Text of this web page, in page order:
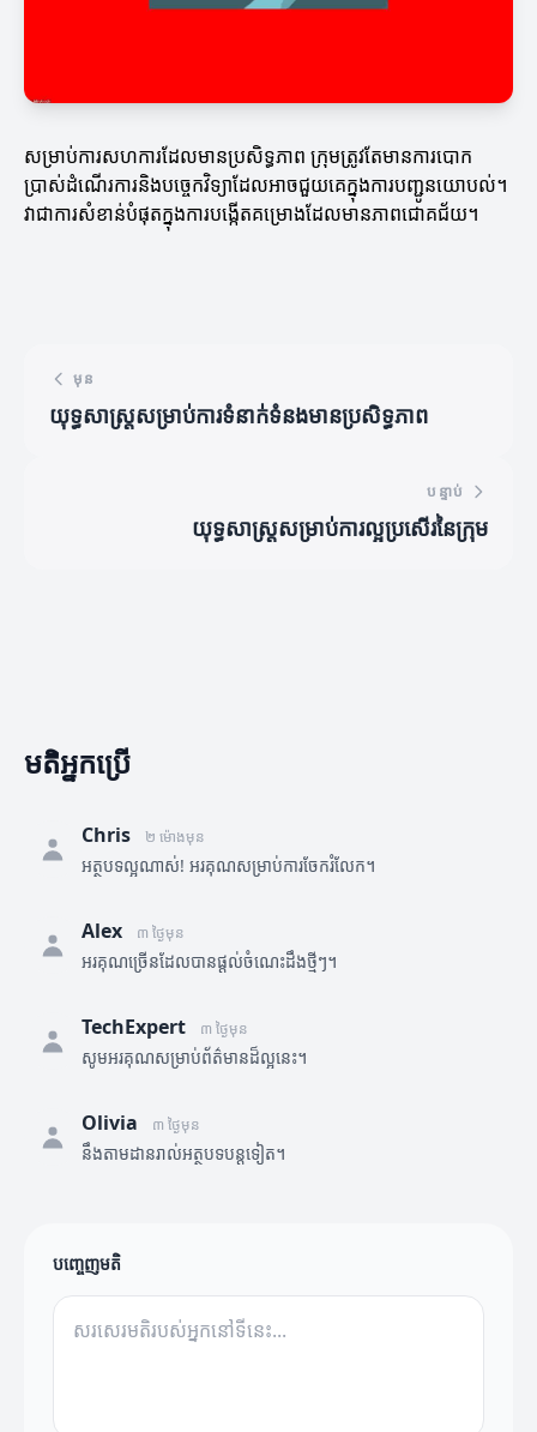
សម្រាប់ការសហការដែលមានប្រសិទ្ធភាព ក្រុមត្រូវតែមានការបោក
ប្រាស់ដំណើរការនិងបច្ចេកវិទ្យាដែលអាចជួយគេក្នុងការបញ្ជូនយោបល់។
វាជាការសំខាន់បំផុតក្នុងការបង្កើតគម្រោងដែលមានភាពជោគជ័យ។
មុន
យុទ្ធសាស្ត្រសម្រាប់ការទំនាក់ទំនងមានប្រសិទ្ធភាព
បន្ទាប់
យុទ្ធសាស្ត្រសម្រាប់ការល្អប្រសើរនៃក្រុម
មតិអ្នកប្រើ
Chris ២ ម៉ោងមុន
អត្ថបទល្អណាស់! អរគុណសម្រាប់ការចែករំលែក។
Alex ៣ ថ្ងៃមុន
អរគុណច្រើនដែលបានផ្តល់ចំណេះដឹងថ្មីៗ។
TechExpert ៣ ថ្ងៃមុន
សូមអរគុណសម្រាប់ព័ត៌មានដ៏ល្អនេះ។
Olivia ៣ ថ្ងៃមុន
នឹងតាមដានរាល់អត្ថបទបន្តទៀត។
បញ្ចេញមតិ